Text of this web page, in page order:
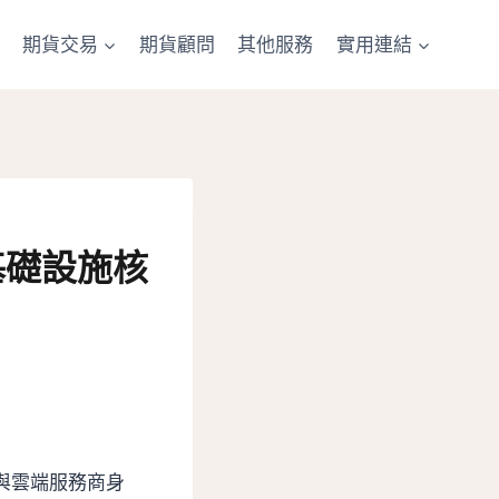
期貨交易 期貨顧問 其他服務 實用連結
設施核
雲端服務商身